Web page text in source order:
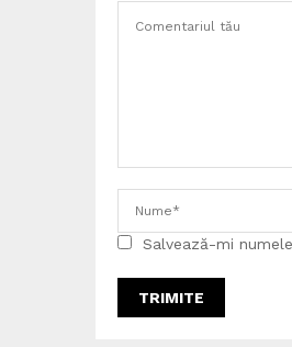
Salvează-mi